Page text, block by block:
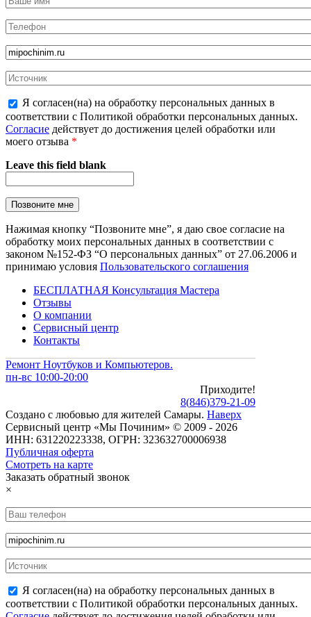
Я согласен(на) на обработку персональных данных в
соответствии с Политикой обработки персональных данных.
Согласие действует до достижения целей обработки или
моего отзыва *
Leave this field blank
Нажимая кнопку “Позвоните мне”, я даю свое согласие на
обработку моих персональных данных в соответствии с
законом №152-ФЗ “О персональных данных” от 27.06.2006 и
принимаю условия Пользовательского соглашения
БЕСПЛАТНАЯ Консультация Мастера
Отзывы
О компании
Сервисный центр
Контакты
Ремонт Ноутбуков и Компьютеров.
пн-вс 10:00-20:00
Приходите!
8(846)379-21-09
Создано с любовью для жителей Самары. Наверх
Сервисный центр «Мы Починим» © 2009 - 2026
ИНН: 631220223338, ОГРН: 323632700006938
Публичная оферта
Смотреть на карте
Заказать обратный звонок
×
Я согласен(на) на обработку персональных данных в
соответствии с Политикой обработки персональных данных.